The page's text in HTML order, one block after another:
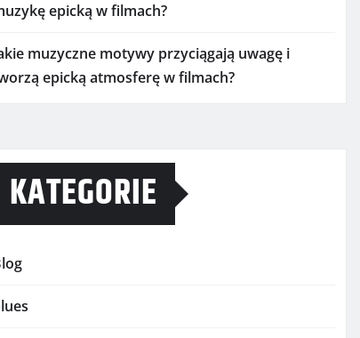
epicką w filmach?
muzyczne motywy przyciągają uwagę i
epicką atmosferę w filmach?
KATEGORIE